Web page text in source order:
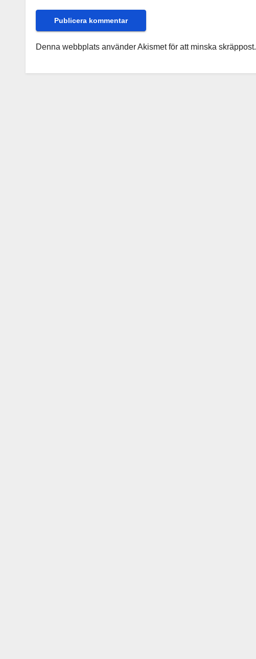
Denna webbplats använder Akismet för att minska skräppost.